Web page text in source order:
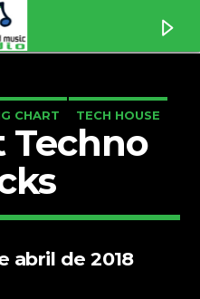
CHART TECH HOUSE
Techno
abril de 2018